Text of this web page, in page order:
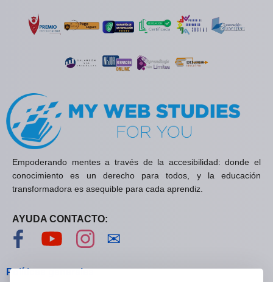
Empoderando mentes a través de la accesibilidad: donde el
conocimiento es un derecho para todos, y la educación
transformadora es asequible para cada aprendiz.
AYUDA CONTACTO:
Visítanos en Facebook
Visítanos en YouTube
Visítanos en Instagram
✉
Políticas generales